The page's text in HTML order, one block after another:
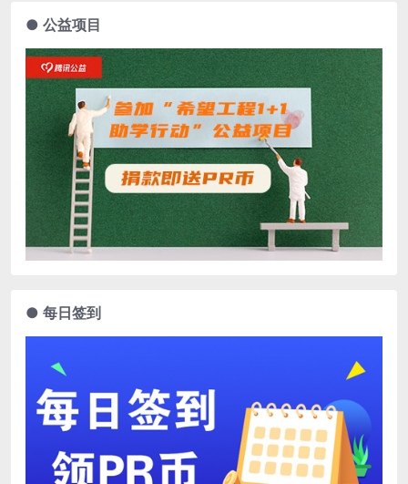
● 公益项目
● 每日签到